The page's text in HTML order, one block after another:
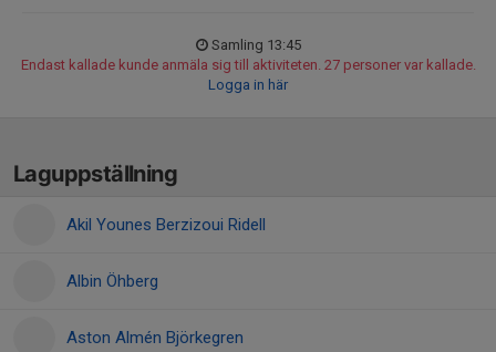
Samling 13:45
Endast kallade kunde anmäla sig till aktiviteten. 27 personer var kallade.
Logga in här
Laguppställning
Akil Younes Berzizoui Ridell
Albin Öhberg
Aston Almén Björkegren